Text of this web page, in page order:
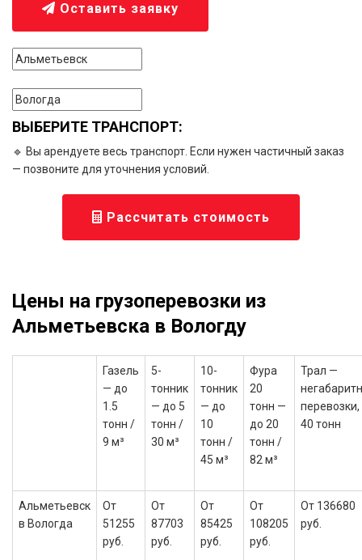
Оставить заявку
ВЫБЕРИТЕ ТРАНСПОРТ:
🔹 Вы арендуете весь транспорт. Если нужен частичный заказ
— позвоните для уточнения условий.
Рассчитать стоимость
Цены на грузоперевозки из
Альметьевска в Вологду
Газель
— до
1.5
тонн /
9 м³
5-
тонник
— до 5
тонн /
30 м³
10-
тонник
— до
10
тонн /
45 м³
Фура
20
тонн —
до 20
тонн /
82 м³
Трал —
40 тонн
Альметьевск
в Вологда
От
51255
руб.
От
87703
руб.
От
85425
руб.
От
108205
руб.
От 136680
руб.